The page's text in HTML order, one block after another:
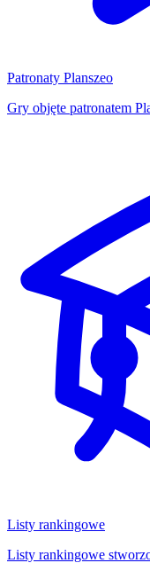
Patronaty Planszeo
Gry objęte patronatem
Listy rankingowe
Listy rankingowe